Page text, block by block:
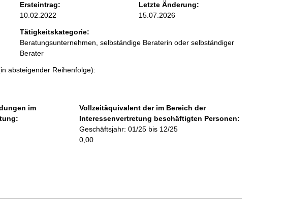
Ersteintrag:
10.02.2022
Letzte Änderung:
15.07.2026
Tätigkeitskategorie:
Beratungsunternehmen, selbständige Beraterin oder selbständiger
Berater
absteigender Reihenfolge):
im
Vollzeitäquivalent der im Bereich der
Interessenvertretung beschäftigten Personen:
Geschäftsjahr: 01/25 bis 12/25
0,00